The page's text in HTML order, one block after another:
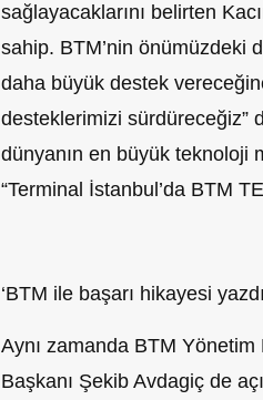
sağlayacaklarını belirten
sahip. BTM’nin önümüzdeki
daha büyük destek
desteklerimizi sürdüreceğiz”
dünyanın en büyük teknoloji
“Terminal İstanbul’da BTM
‘BTM ile başarı hikayesi
Aynı zamanda BTM
Başkanı Şekib Avdagiç de